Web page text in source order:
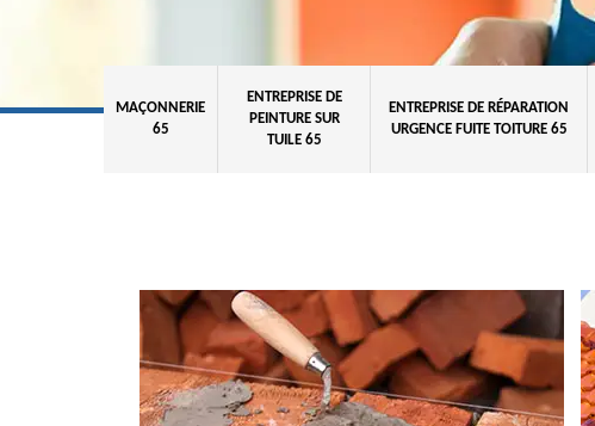
MAÇONNERIE
65
ENTREPRISE DE
PEINTURE SUR
TUILE 65
ENTREPRISE DE RÉPARATION
URGENCE FUITE TOITURE 65